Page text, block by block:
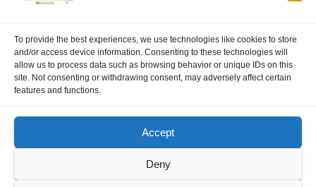
To provide the best experiences, we use technologies like cookies to store
and/or access device information. Consenting to these technologies will
allow us to process data such as browsing behavior or unique IDs on this
site. Not consenting or withdrawing consent, may adversely affect certain
features and functions.
Accept
Deny
Erasmus+ Project KA3 – Support for Policy Reform 21506-
website: